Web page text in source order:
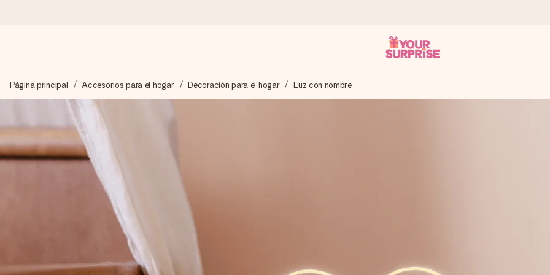
Preparamos tu regalo con cuidado y lo enviamos al vuelo, para que lo entregues en el momento perfecto, cuando más importa.
4,5 (basado en +15.000 opiniones)
Nuestros regalos inspiran. Los clientes nos dan un 4,5 en Google Reviews.
Tarjeta de felicitación gratuita
Crea algo único en pocos pasos – con su nombre, tu foto o un mensaje que llegue al corazón. Sin complicaciones, solo todo el
Página principal Accesorios para el hogar Decoración para el hogar Luz con nombre